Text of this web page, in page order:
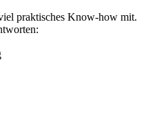
praktisches Know-how mit.